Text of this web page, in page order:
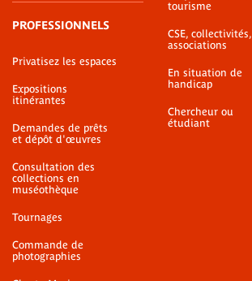
PROFESSIONNELS
Privatisez les espaces
Expositions
itinérantes
Demandes de prêts
et dépôt d'œuvres
Consultation des
collections en
muséothèque
Tournages
Commande de
photographies
tourisme
CSE, collectivités,
associations
En situation de
handicap
Chercheur ou
étudiant